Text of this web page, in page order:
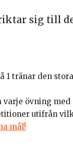
sig till
1 tränar den
varje övning
utifrån
mål!